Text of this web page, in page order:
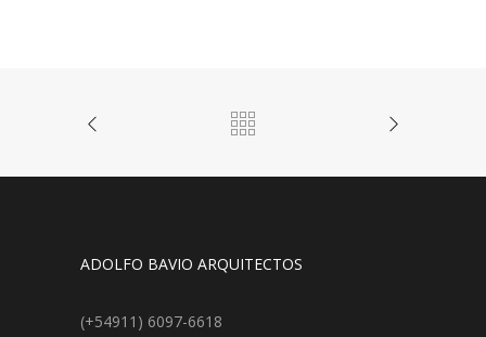
ADOLFO BAVIO ARQUITECTOS
(+54911) 6097-6618